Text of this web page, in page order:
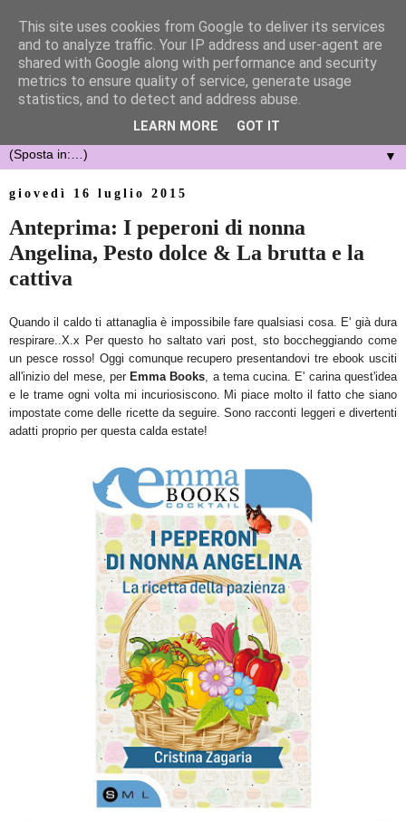
▼
giovedì 16 luglio 2015
Anteprima: I peperoni di nonna
Angelina, Pesto dolce & La brutta e la
cattiva
Quando il caldo ti attanaglia è impossibile fare qualsiasi cosa. E' già dura
respirare..X.x Per questo ho saltato vari post, sto boccheggiando come
un pesce rosso! Oggi comunque recupero presentandovi tre ebook usciti
all'inizio del mese, perEmma Books , a tema cucina. E' carina quest'idea
e le trame ogni volta mi incuriosiscono. Mi piace molto il fatto che siano
impostate come delle ricette da seguire. Sono racconti leggeri e divertenti
adatti proprio per questa calda estate!
This site uses cookies from Google to deliver its services
and to analyze traffic. Your IP address and user-agent are
shared with Google along with performance and security
metrics to ensure quality of service, generate usage
statistics, and to detect and address abuse.
LEARN MORE GOT IT